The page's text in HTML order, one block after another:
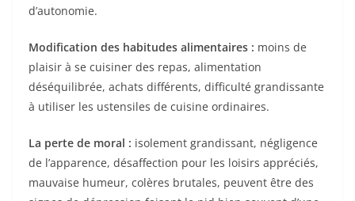
d’autonomie.
Modification des habitudes alimentaires : moins de
plaisir à se cuisiner des repas, alimentation
déséquilibrée, achats différents, difficulté grandissante
à utiliser les ustensiles de cuisine ordinaires.
La perte de moral : isolement grandissant, négligence
de l’apparence, désaffection pour les loisirs appréciés,
mauvaise humeur, colères brutales, peuvent être des